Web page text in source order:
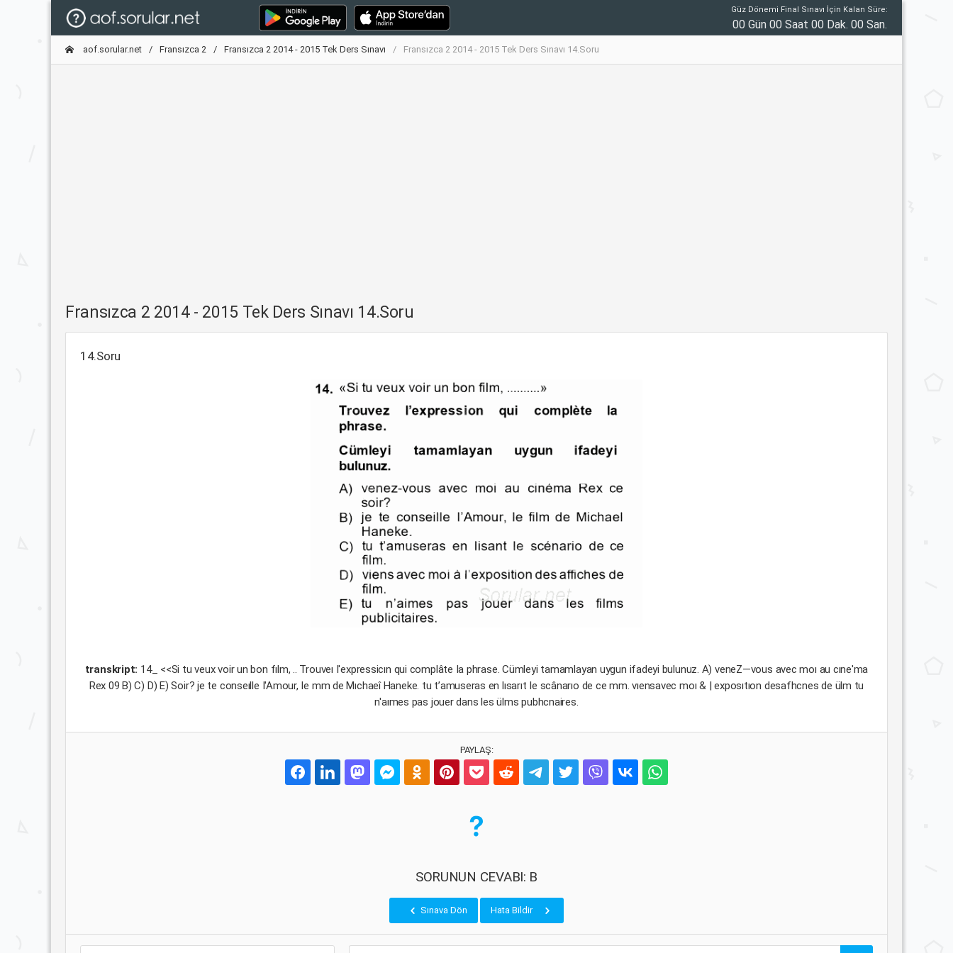
Güz Dönemi Final Sınavı İçin Kalan Süre:
00 Gün 00 Saat 00 Dak. 00 San.
aof.sorular.net Fransızca 2 Fransızca 2 2014 - 2015 Tek Ders Sınavı Fransızca 2 2014 - 2015 Tek Ders Sınavı 14.Soru
Fransızca 2 2014 - 2015 Tek Ders Sınavı 14.Soru
14.Soru
transkript: 14_ <<Si tu veux voir un bon fılm, .. Trouveı I'expressicın qui complâte Ia phrase. Cümleyi tamamlayan uygun ifadeyi bulunuz. A) veneZ—vous avec moı au cıne'ma
Rex 09 B) C) D) E) Soir? je te conseılle I'Amour, Ie mm de Mıchaeî Haneke. tu t’amuseras en lısarıt Ie scânarıo de ce mm. vıensavec moı & | exposıtıon desafhcnes de ülm tu
n'aımes pas jouer dans les ülms pubhcnaires.
PAYLAŞ:
SORUNUN CEVABI: B
Sınava Dön Hata Bildir